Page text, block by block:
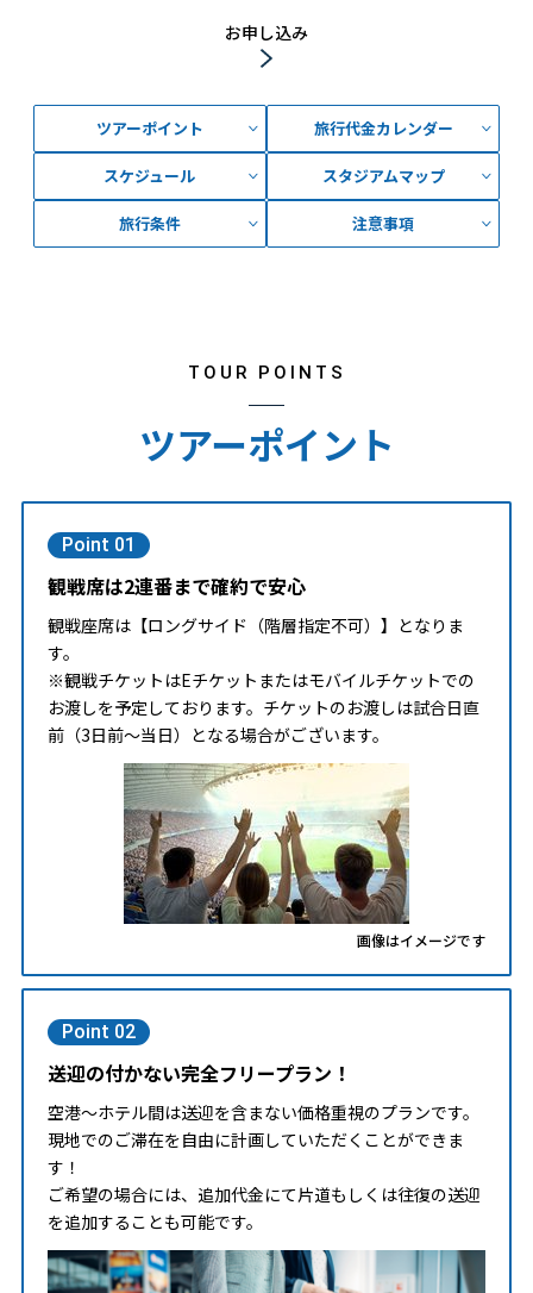
お申し込み
ツアーポイント 旅行代金カレンダー
スケジュール スタジアムマップ
旅行条件 注意事項
TOUR POINTS
ツアーポイント
Point 01
観戦席は2連番まで確約で安心
観戦座席は【ロングサイド（階層指定不可）】となりま
す。
※観戦チケットはEチケットまたはモバイルチケットでの
お渡しを予定しております。チケットのお渡しは試合日直
前（3日前～当日）となる場合がございます。
画像はイメージです
Point 02
送迎の付かない完全フリープラン！
空港～ホテル間は送迎を含まない価格重視のプランです。
現地でのご滞在を自由に計画していただくことができま
す！
ご希望の場合には、追加代金にて片道もしくは往復の送迎
を追加することも可能です。